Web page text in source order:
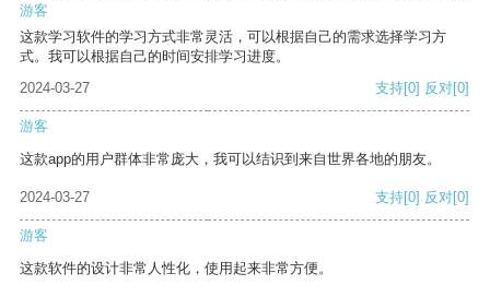
游客
这款学习软件的学习方式非常灵活，可以根据自己的需求选择学习方
式。我可以根据自己的时间安排学习进度。
2024-03-27
支持[0] 反对[0]
游客
这款app的用户群体非常庞大，我可以结识到来自世界各地的朋友。
2024-03-27 支持[0] 反对[0]
游客
这款软件的设计非常人性化，使用起来非常方便。